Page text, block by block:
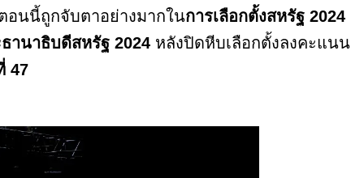
อนนี้ถูกจับตาอย่างมากในการเลือกตั้งสหรัฐ 2024
านาธิบดีสหรัฐ 2024 หลังปิดหีบเลือกตั้งลงคะแนน
47